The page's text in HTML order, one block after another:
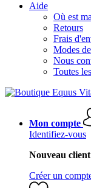
Aide
Où est
Retours
Frais
Modes
Nous
Toutes
Mon compte
Identifiez-vous
Nouveau
Créer un